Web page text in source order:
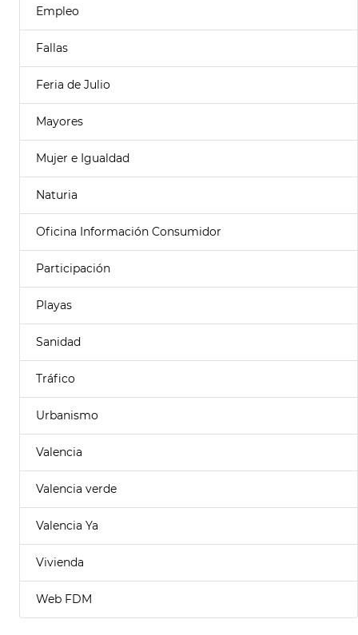
Empleo
Fallas
Feria de Julio
Mayores
Mujer e Igualdad
Naturia
Oficina Información Consumidor
Participación
Playas
Sanidad
Tráfico
Urbanismo
Valencia
Valencia verde
Valencia Ya
Vivienda
Web FDM